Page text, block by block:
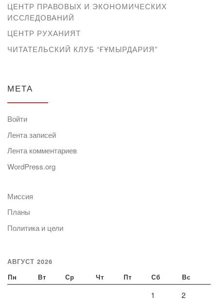
ЦЕНТР ПРАВОВЫХ И ЭКОНОМИЧЕСКИХ
ИССЛЕДОВАНИЙ
ЦЕНТР РУХАНИЯТ
ЧИТАТЕЛЬСКИЙ КЛУБ “ҒҰМЫРДАРИЯ”
МЕТА
Войти
Лента записей
Лента комментариев
WordPress.org
Миссия
Планы
Политика и цели
АВГУСТ 2026
Пн Вт Ср Чт Пт Сб Вс
1 2